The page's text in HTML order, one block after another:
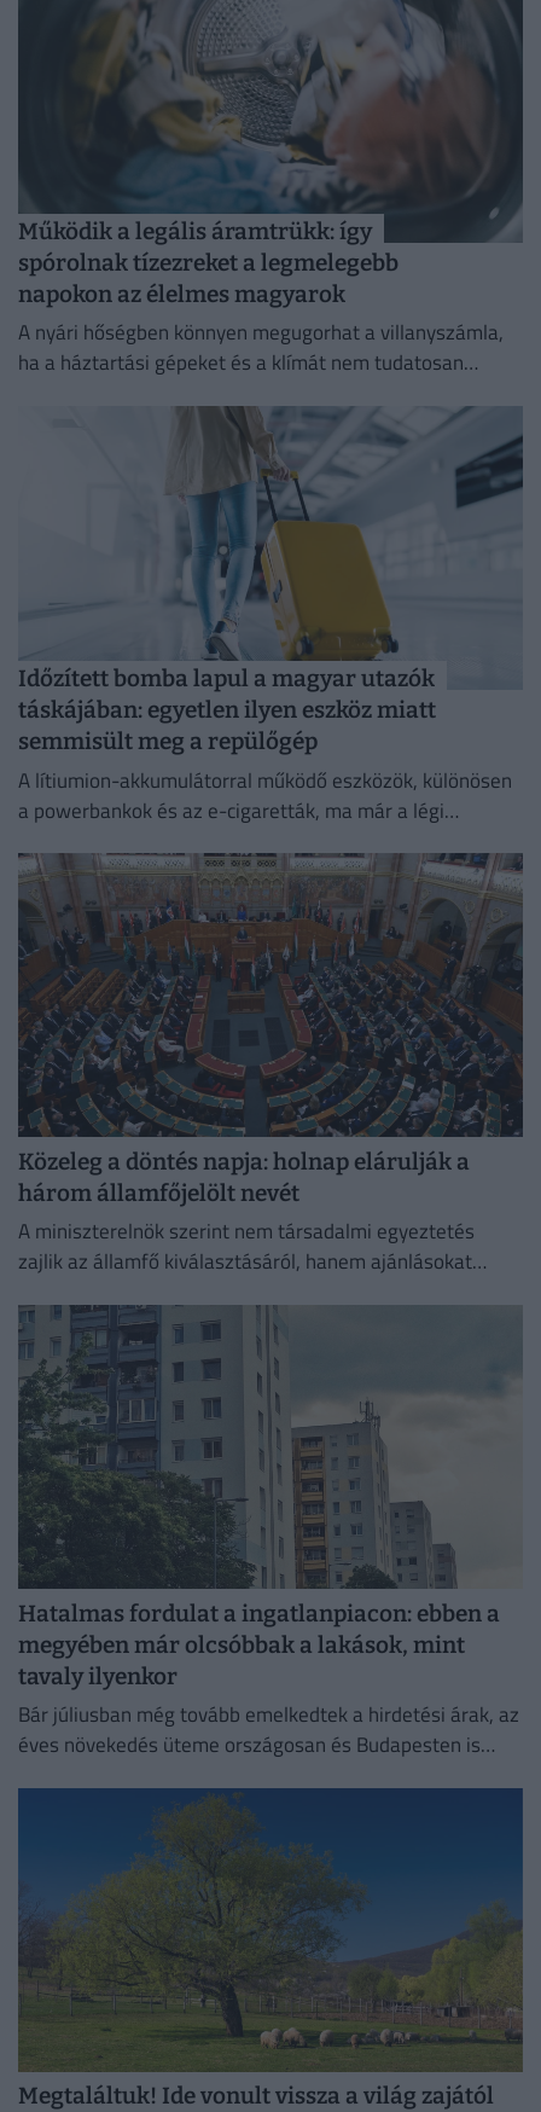
Működik a legális áramtrükk: így
spórolnak tízezreket a legmelegebb
napokon az élelmes magyarok
A nyári hőségben könnyen megugorhat a villanyszámla,
ha a háztartási gépeket és a klímát nem tudatosan
Időzített bomba lapul a magyar utazók
táskájában: egyetlen ilyen eszköz miatt
semmisült meg a repülőgép
A lítiumion-akkumulátorral működő eszközök, különösen
a powerbankok és az e-cigaretták, ma már a légi
jelentik.
Közeleg a döntés napja: holnap elárulják a
három államfőjelölt nevét
A miniszterelnök szerint nem társadalmi egyeztetés
zajlik az államfő kiválasztásáról, hanem ajánlásokat
Hatalmas fordulat a ingatlanpiacon: ebben a
megyében már olcsóbbak a lakások, mint
tavaly ilyenkor
Bár júliusban még tovább emelkedtek a hirdetési árak, az
éves növekedés üteme országosan és Budapesten is
Megtaláltuk! Ide vonult vissza a világ zajától